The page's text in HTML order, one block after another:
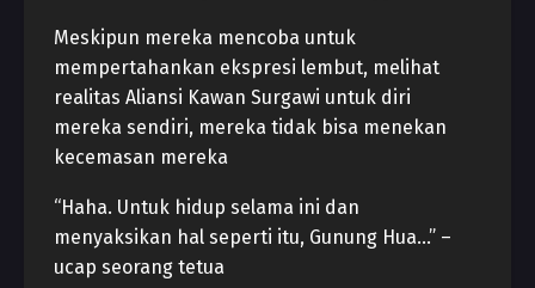
Meskipun mereka mencoba untuk
mempertahankan ekspresi lembut, melihat
realitas Aliansi Kawan Surgawi untuk diri
mereka sendiri, mereka tidak bisa menekan
kecemasan mereka
“Haha. Untuk hidup selama ini dan
menyaksikan hal seperti itu, Gunung Hua…” –
ucap seorang tetua